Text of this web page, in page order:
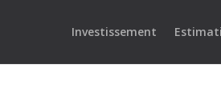
Investissement